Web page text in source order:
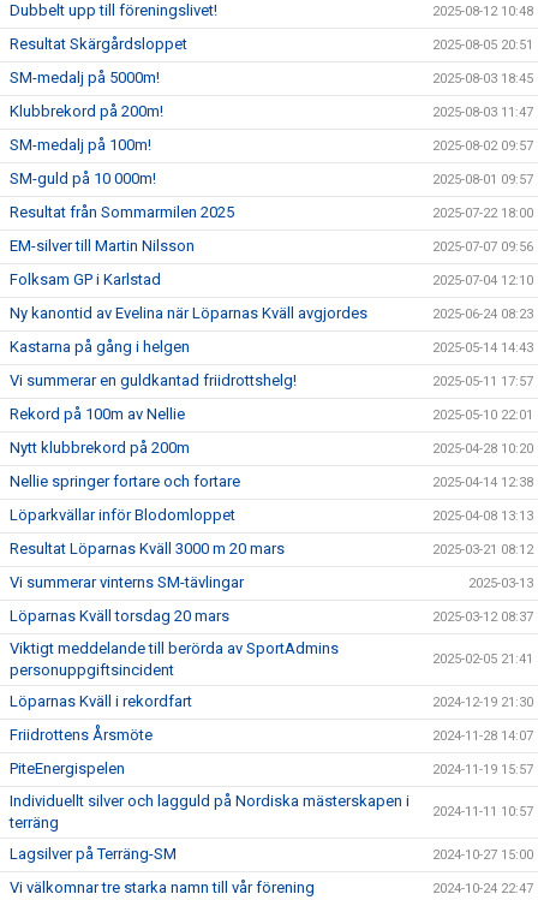
Dubbelt upp till föreningslivet! 2025-08-12 10:48
Resultat Skärgårdsloppet 2025-08-05 20:51
SM-medalj på 5000m! 2025-08-03 18:45
Klubbrekord på 200m! 2025-08-03 11:47
SM-medalj på 100m! 2025-08-02 09:57
SM-guld på 10 000m! 2025-08-01 09:57
Resultat från Sommarmilen 2025 2025-07-22 18:00
EM-silver till Martin Nilsson 2025-07-07 09:56
Folksam GP i Karlstad 2025-07-04 12:10
Ny kanontid av Evelina när Löparnas Kväll avgjordes 2025-06-24 08:23
Kastarna på gång i helgen 2025-05-14 14:43
Vi summerar en guldkantad friidrottshelg! 2025-05-11 17:57
Rekord på 100m av Nellie 2025-05-10 22:01
Nytt klubbrekord på 200m 2025-04-28 10:20
Nellie springer fortare och fortare 2025-04-14 12:38
Löparkvällar inför Blodomloppet 2025-04-08 13:13
Resultat Löparnas Kväll 3000 m 20 mars 2025-03-21 08:12
Vi summerar vinterns SM-tävlingar 2025-03-13
Löparnas Kväll torsdag 20 mars 2025-03-12 08:37
Viktigt meddelande till berörda av SportAdmins
personuppgiftsincident
2025-02-05 21:41
Löparnas Kväll i rekordfart 2024-12-19 21:30
Friidrottens Årsmöte 2024-11-28 14:07
PiteEnergispelen 2024-11-19 15:57
Individuellt silver och lagguld på Nordiska mästerskapen i
terräng
2024-11-11 10:57
Lagsilver på Terräng-SM 2024-10-27 15:00
Vi välkomnar tre starka namn till vår förening 2024-10-24 22:47